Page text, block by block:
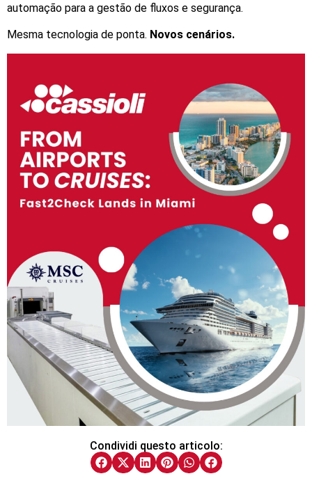
automação para a gestão de fluxos e segurança.
Mesma tecnologia de ponta. Novos cenários.
Condividi questo articolo: